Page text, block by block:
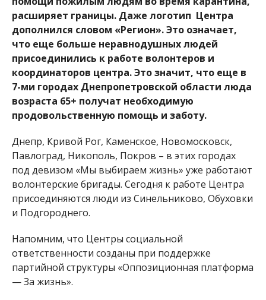
расширяет границы. Даже логотип Центра
дополнился словом «Регион». Это означает,
что еще больше неравнодушных людей
присоединились к работе волонтеров и
координаторов центра. Это значит, что еще в
7-ми городах Днепропетровской области люда
возраста 65+ получат необходимую
продовольственную помощь и заботу.
Днепр, Кривой Рог, Каменское, Новомосковск,
Павлоград, Никополь, Покров – в этих городах
под девизом «Мы выбираем жизнь» уже работают
волонтерские бригады. Сегодня к работе Центра
присоединяются люди из Синельниково, Обуховки
и Подгороднего.
Напомним, что Центры социальной
ответственности созданы при поддержке
партийной структуры «Оппозиционная платформа
— За жизнь».